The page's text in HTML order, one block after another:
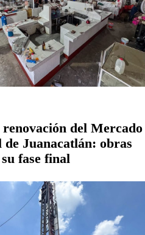
renovación del Mercado
Juanacatlán: obras
fase final